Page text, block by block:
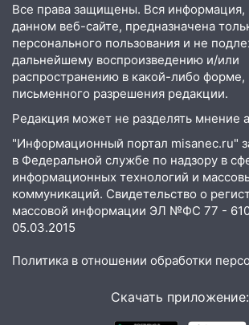
15:47 На улице Радищева
курьера: крупная авария в
15:15 Проводил до квартиры
новый кавалер женщины
рецидивистом
14:26
В Ульяновске
по улице Ефремова
14:23 67% ульяновцев готовы
передумать увольняться,
повысят зарплату
более 4,6 миллиона рублей:
автоподставщиков
Все права защищены. Вся информация,
данном веб-сайте, предназначена
персонального пользования и не
дальнейшему воспроизведению и/или
распространению в какой-либо форме,
письменного разрешения редакции.
Редакция может не разделять мнение
"Информационный портал misanec.ru"
в Федеральной службе по надзору в
информационных технологий и
коммуникаций. Свидетельство о
массовой информации ЭЛ №ФС 77 -
05.03.2015
Политика в отношении обработки
Скачать приложение: